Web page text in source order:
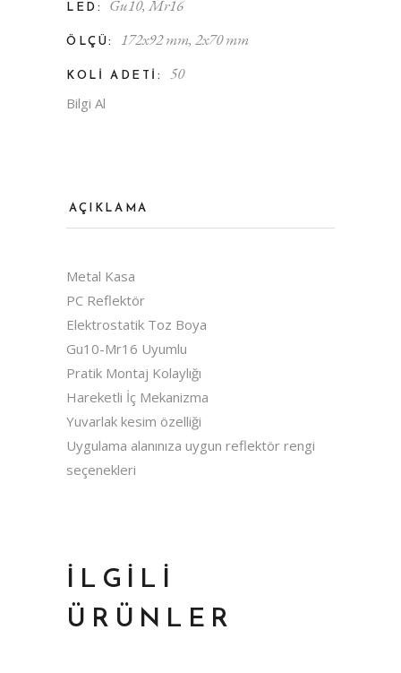
LED: Gu10,Mr16
ÖLÇÜ: 172x92 mm, 2x70 mm
KOLI ADETI: 50
Bilgi Al
AÇIKLAMA
Metal Kasa
PC Reflektör
Elektrostatik Toz Boya
Gu10-Mr16 Uyumlu
Pratik Montaj Kolaylığı
Hareketli İç Mekanizma
Yuvarlak kesim özelliği
Uygulama alanınıza uygun reflektör rengi
seçenekleri
İLGILI
ÜRÜNLER